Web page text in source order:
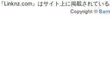
『Linknz.com』はサイト上に掲載されてい
Copyright ©